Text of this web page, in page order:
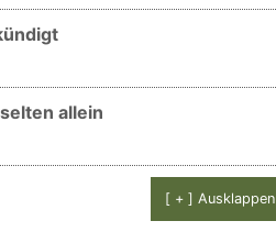
allein
[ + ] Ausklappen